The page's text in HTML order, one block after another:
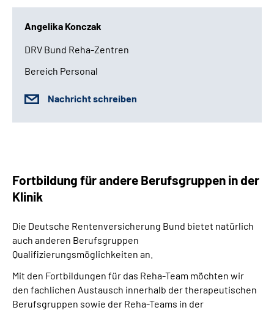
Angelika Konczak
DRV Bund Reha-Zentren
Bereich Personal
Nachricht schreiben
Fortbildung für andere Berufsgruppen in der
Klinik
Die Deutsche Rentenversicherung Bund bietet natürlich
auch anderen Berufsgruppen
Qualifizierungsmöglichkeiten an.
Mit den Fortbildungen für das Reha-Team möchten wir
den fachlichen Austausch innerhalb der therapeutischen
Berufsgruppen sowie der Reha-Teams in der